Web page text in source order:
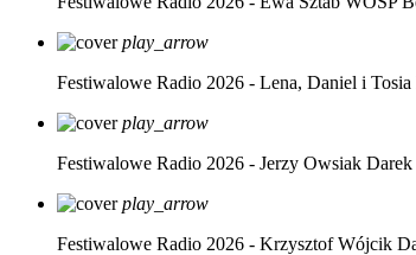
play_arrow
Festiwalowe Radio 2026 - Lena, Daniel i Tosia
play_arrow
Festiwalowe Radio 2026 - Jerzy Owsiak Darek
play_arrow
Festiwalowe Radio 2026 - Krzysztof Wójcik